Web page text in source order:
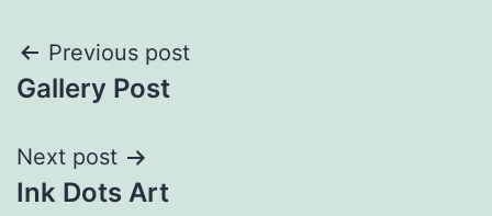
Post
navigation
Previous post
Gallery Post
Next post
Ink Dots Art